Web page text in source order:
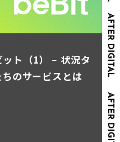
ト（1） – 状況タ
のサービスとは